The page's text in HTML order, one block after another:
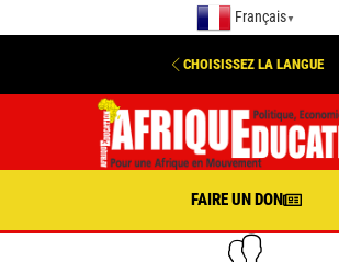
Français ▼
CHOISISSEZ LA LANGUE
FAIRE UN DON